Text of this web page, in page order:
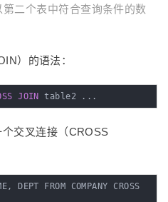
二个表中符合查询条件的数
）的语法：
JOIN table2 ...
交叉连接（CROSS
DEPT FROM COMPANY CROSS